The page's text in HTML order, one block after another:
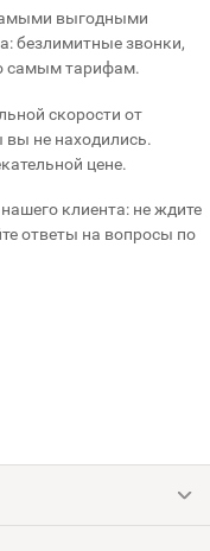
выгодными
безлимитные звонки,
самым тарифам.
скорости от
не находились.
цене.
клиента: не ждите
ответы на вопросы по